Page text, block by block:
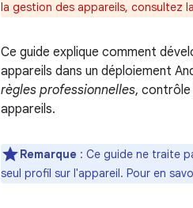
la gestion des appareils, consultez la
Ce guide explique comment
appareils dans un déploiement
règles professionnelles, contrôle
appareils.
Remarque : Ce guide ne traite
seul profil sur l'appareil. Pour en